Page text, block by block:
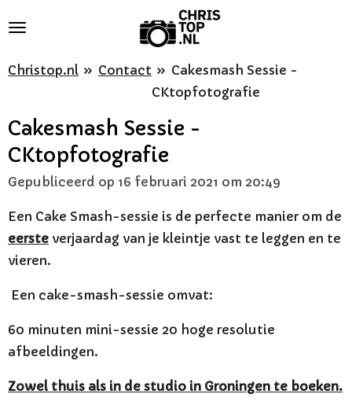
naar
Christop.nl » Contact » Cakesmash Sessie -
CKtopfotografie
Cakesmash Sessie -
CKtopfotografie
Gepubliceerd op 16 februari 2021 om 20:49
Een Cake Smash-sessie is de perfecte manier om de
eerste verjaardag van je kleintje vast te leggen en te
vieren.
Een cake-smash-sessie omvat:
60 minuten mini-sessie 20 hoge resolutie
afbeeldingen.
Zowel thuis als in de studio in Groningen te boeken.